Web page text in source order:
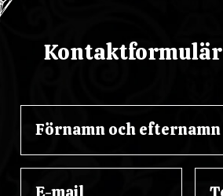
Kontaktformulär